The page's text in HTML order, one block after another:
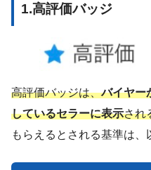
1.高評価バッジ
高評価バッジは、バイヤー
しているセラーに表示され
もらえるとされる基準は、